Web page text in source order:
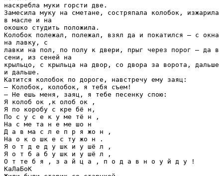
наскребла муки горсти две.
Замесила муку на сметане, состряпала колобок, изжарила
в масле и на
окошко студить положила.
Колобок полежал, полежал, взял да и покатился – с окна
на лавку, с
лавки на пол, по полу к двери, прыг через порог – да в
сени, из сеней на
крыльцо, с крыльца на двор, со двора за ворота, дальше
и дальше.
Катится колобок по дороге, навстречу ему заяц:
– Колобок, колобок, я тебя съем!
– Не ешь меня, заяц, я тебе песенку спою:
Я колоб ок ,к олоб ок ,
Я по коробу с кре бё н,
По с у с е к у ме тё н ,
На с ме та н е ме шо н
Д а в ма с л е п р я жо н ,
На о к о шк е с ту жо н .
Я о т д е д у шк и у шё л ,
Я о т б а б у шк и у шё л ,
О т те б я , з а й ц а , п о д а в н о у й д у !
КаЛаБоК